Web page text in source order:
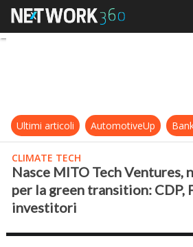
Nasce
Ultimi articoli AutomotiveUp
CLIMATE TECH
Nasce MITO Tech Ventures,
per la green transition: CDP,
investitori